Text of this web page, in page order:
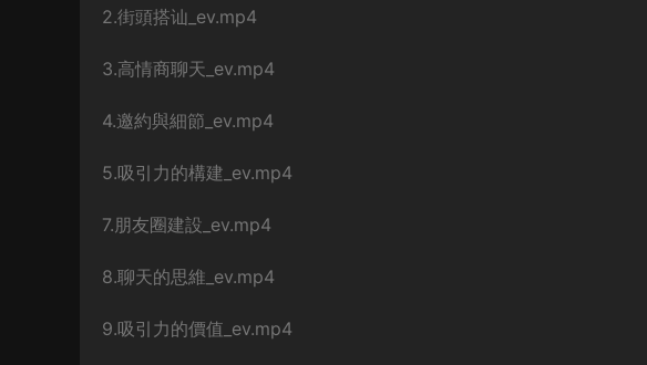
2.街頭搭讪_ev.mp4
3.高情商聊天_ev.mp4
4.邀約與細節_ev.mp4
5.吸引力的構建_ev.mp4
7.朋友圈建設_ev.mp4
8.聊天的思維_ev.mp4
9.吸引力的價值_ev.mp4